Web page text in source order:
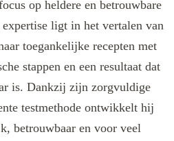
op heldere en betrouwbare
ligt in het vertalen van
toegankelijke recepten met
stappen en een resultaat dat
is. Dankzij zijn zorgvuldige
testmethode ontwikkelt hij
betrouwbaar en voor veel